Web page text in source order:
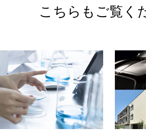
こちらもご覧く